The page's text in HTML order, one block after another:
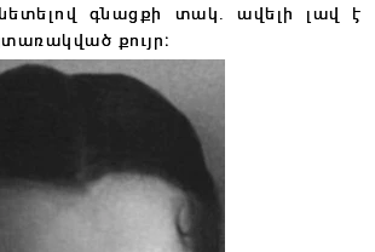
գնացքի տակ․ ավելի լավ է
քույր։